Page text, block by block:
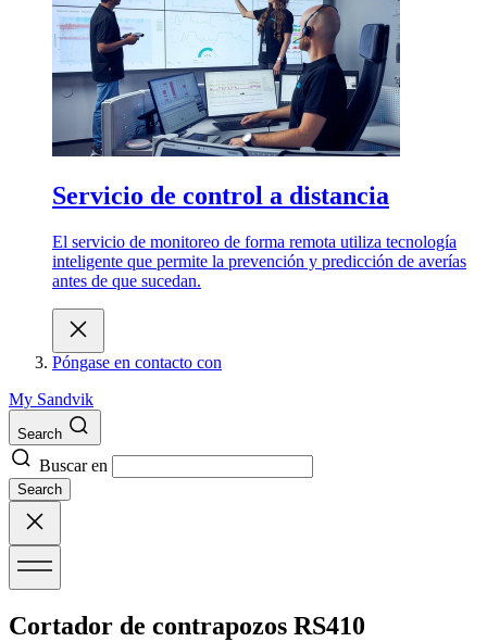
Servicio de control a distancia
El servicio de monitoreo de forma remota utiliza tecnología
inteligente que permite la prevención y predicción de averías
antes de que sucedan.
Póngase en contacto con
My Sandvik
Search
Buscar en
Search
Cortador de contrapozos RS410